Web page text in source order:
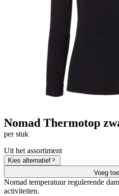
Nomad Thermotop
per stuk
Uit het assortiment
Kies alternatief
Voeg toe
Nomad temperatuur regulerende
activiteiten.